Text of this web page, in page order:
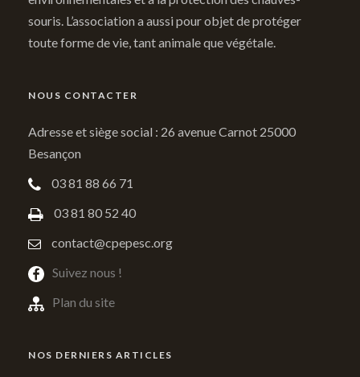
souris. L’association a aussi pour objet de protéger
toute forme de vie, tant animale que végétale.
NOUS CONTACTER
Adresse et siège social : 26 avenue Carnot 25000
Besançon
03 81 88 66 71
03 81 80 52 40
contact@cpepesc.org
Suivez nous !
Plan du site
NOS DERNIERS ARTICLES